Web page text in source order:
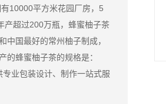
10000平方米花园厂房，5
产超过200万瓶，蜂蜜柚子茶
国最好的常州柚子制成，
的蜂蜜柚子茶的规格是：
业包装设计、制作一站式服